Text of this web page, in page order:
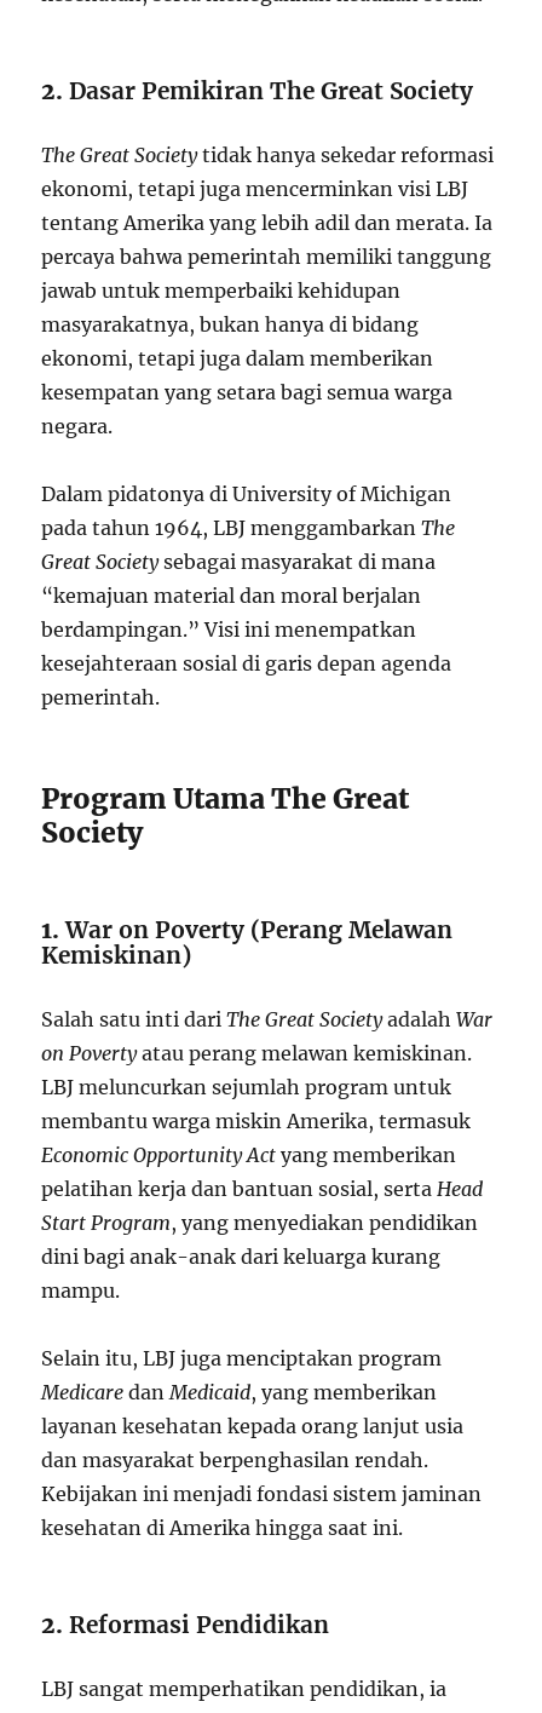
2.Dasar Pemikiran The Great Society
The Great Societytidak hanya sekedar reformasi
ekonomi, tetapi juga mencerminkan visi LBJ
tentang Amerika yang lebih adil dan merata. Ia
percaya bahwa pemerintah memiliki tanggung
jawab untuk memperbaiki kehidupan
masyarakatnya, bukan hanya di bidang
ekonomi, tetapi juga dalam memberikan
kesempatan yang setara bagi semua warga
negara.
Dalam pidatonya di University of Michigan
pada tahun 1964, LBJ menggambarkanThe
Great Societysebagai masyarakat di mana
“kemajuan material dan moral berjalan
berdampingan.” Visi ini menempatkan
kesejahteraan sosial di garis depan agenda
pemerintah.
Program Utama The Great
Society
1.War on Poverty (Perang Melawan
Kemiskinan)
Salah satu inti dariThe Great SocietyadalahWar
on Povertyatau perang melawan kemiskinan.
LBJ meluncurkan sejumlah program untuk
membantu warga miskin Amerika, termasuk
Economic Opportunity Act yang memberikan
pelatihan kerja dan bantuan sosial, serta Head
Start Program, yang menyediakan pendidikan
dini bagi anak-anak dari keluarga kurang
mampu.
Selain itu, LBJ juga menciptakan program
Medicare dan Medicaid, yang memberikan
layanan kesehatan kepada orang lanjut usia
dan masyarakat berpenghasilan rendah.
Kebijakan ini menjadi fondasi sistem jaminan
kesehatan di Amerika hingga saat ini.
2.Reformasi Pendidikan
LBJ sangat memperhatikan pendidikan, ia